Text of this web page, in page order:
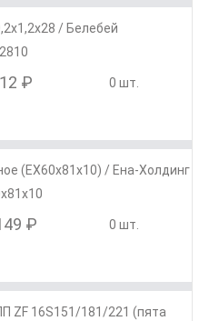
/ Белебей
12 ₽ 0 шт.
(ЕХ60х81х10) / Ена-Холдинг
₽ 0 шт.
ZF 16S151/181/221 (пята